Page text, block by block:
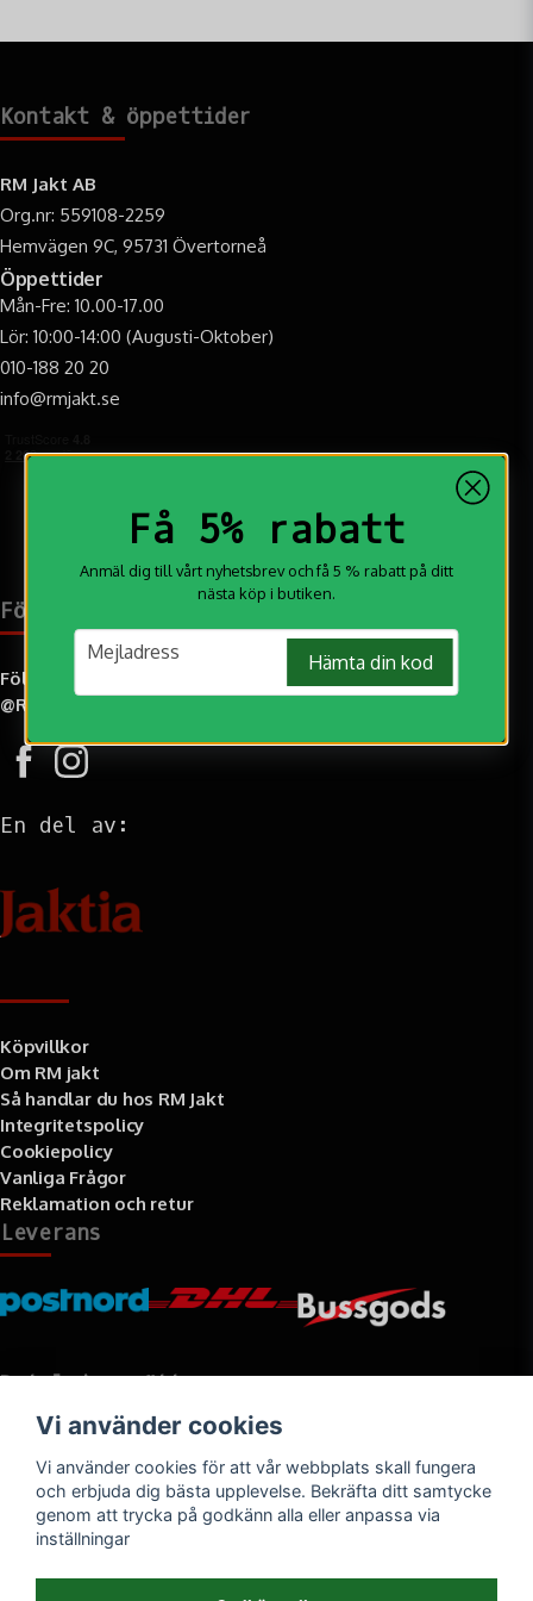
Få 5% rabatt
Anmäl dig till vårt nyhetsbrev och få 5 % rabatt på ditt
nästa köp i butiken.
email
Mejladress Hämta din kod
Kontakt & öppettider
RM Jakt AB
Org.nr: 559108-2259
Hemvägen 9C, 95731 Övertorneå
Öppettider
Mån-Fre: 10.00-17.00
Lör: 10:00-14:00 (Augusti-Oktober)
010-188 20 20
info@rmjakt.se
Följ oss på:
Följ oss gärna på Instagram och tagga oss i dina bilder
@RMjakt
En del av:
Köpvillkor
Om RM jakt
Så handlar du hos RM Jakt
Integritetspolicy
Cookiepolicy
Vanliga Frågor
Reklamation och retur
Leverans
Betalningssätt
Vi använder cookies
Vi använder cookies för att vår webbplats skall fungera
och erbjuda dig bästa upplevelse. Bekräfta ditt samtycke
genom att trycka på godkänn alla eller anpassa via
inställningar